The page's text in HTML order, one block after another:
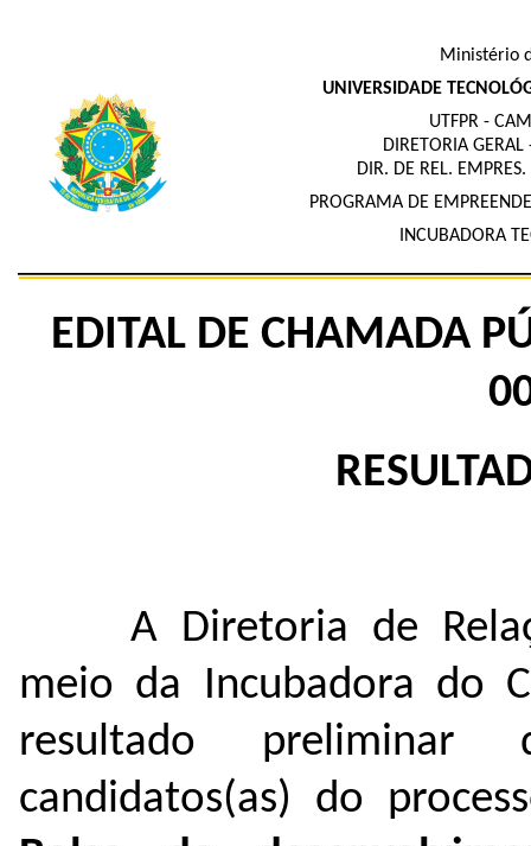
Ministério
UNIVERSIDADE
UTFPR -
DIRETORIA
DIR. DE REL.
PROGRAMA DE
INCUBADORA
EDITAL DE CHAMADA
A Diretoria de
meio da Incubadora do
resultado preliminar
candidatos(as) do